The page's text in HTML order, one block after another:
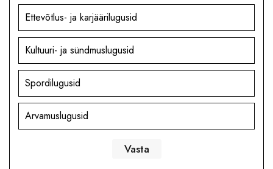
Ettevõtlus- ja karjäärilugusid
Kultuuri- ja sündmuslugusid
Spordilugusid
Arvamuslugusid